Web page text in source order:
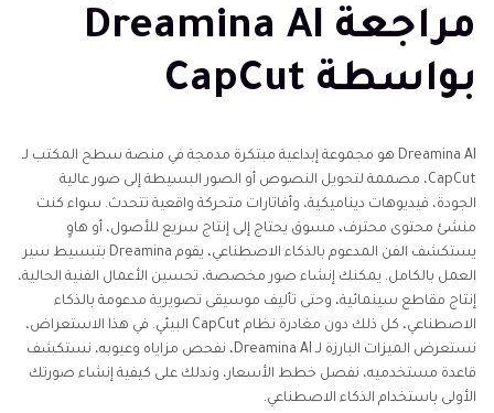
مراجعة Dreamina AI
بواسطة CapCut
Dreamina AI هو مجموعة إبداعية مبتكرة مدمجة في منصة سطح المكتب لـ
CapCut، مصممة لتحويل النصوص أو الصور البسيطة إلى صور عالية
الجودة، فيديوهات ديناميكية، وأفاتارات متحركة واقعية تتحدث. سواء كنت
منشئ محتوى محترف، مسوق يحتاج إلى إنتاج سريع للأصول، أو هاوٍ
يستكشف الفن المدعوم بالذكاء الاصطناعي، يقوم Dreamina بتبسيط سير
العمل بالكامل. يمكنك إنشاء صور مخصصة، تحسين الأعمال الفنية الحالية،
إنتاج مقاطع سينمائية، وحتى تأليف موسيقى تصويرية مدعومة بالذكاء
الاصطناعي، كل ذلك دون مغادرة نظام CapCut البيئي. في هذا الاستعراض،
نستعرض الميزات البارزة لـ Dreamina AI، نفحص مزاياه وعيوبه، نستكشف
قاعدة مستخدميه، نفصل خطط الأسعار، وندلك على كيفية إنشاء صورتك
الأولى باستخدام الذكاء الاصطناعي.